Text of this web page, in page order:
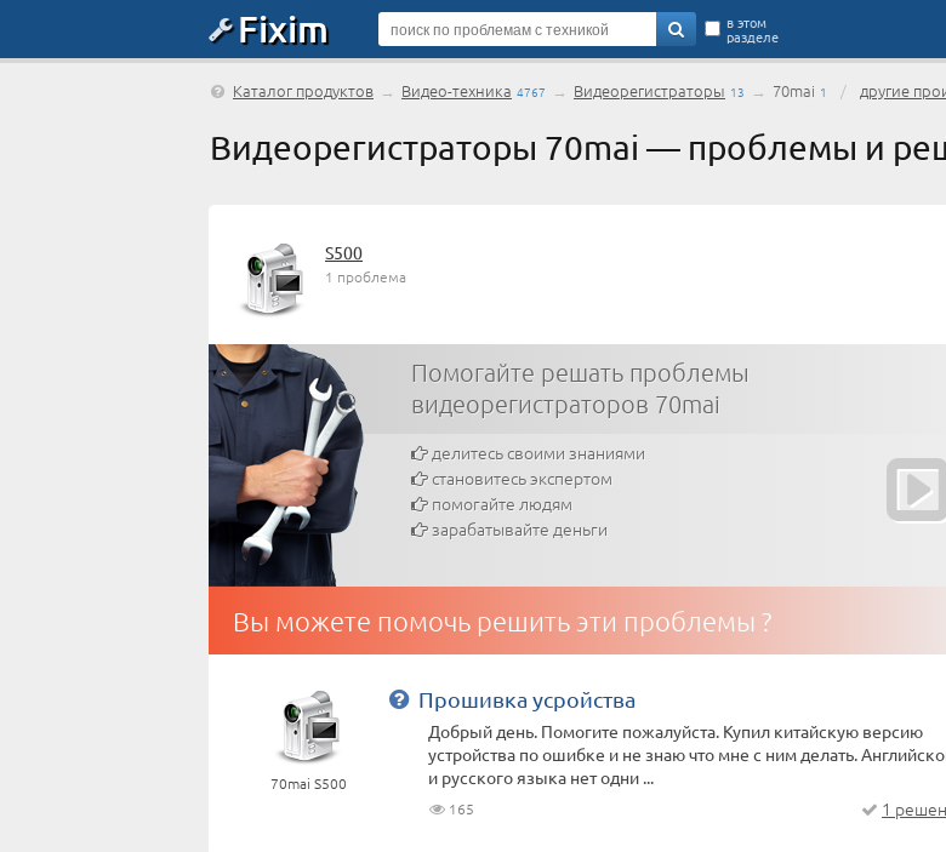
Fixim в этом
разделе
Каталог продуктов → Видео-техника 4767 → Видеорегистраторы 13 → 70mai 1 / другие
Видеорегистраторы 70mai — проблемы и
S500
1 проблема
Помогайте решать проблемы
видеорегистраторов 70mai
делитесь своими знаниями
становитесь экспертом
помогайте людям
зарабатывайте деньги
Вы можете помочь решить эти проблемы ?
70mai S500
Прошивка усройства
Добрый день. Помогите пожалуйста. Купил китайскую версию
устройства по ошибке и не знаю что мне с ним делать.
и русского языка нет одни ...
165 1